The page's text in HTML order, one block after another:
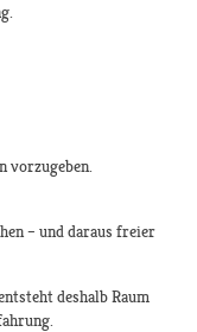
vorzugeben.
– und daraus freier
deshalb Raum